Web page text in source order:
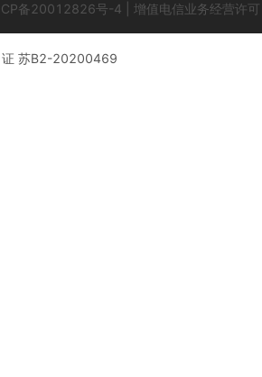
备20012826号-4 | 增值电信业务经营许可
证 苏B2-20200469